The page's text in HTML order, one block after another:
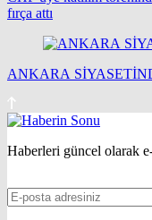
fırça attı
ANKARA
Haberleri güncel olarak